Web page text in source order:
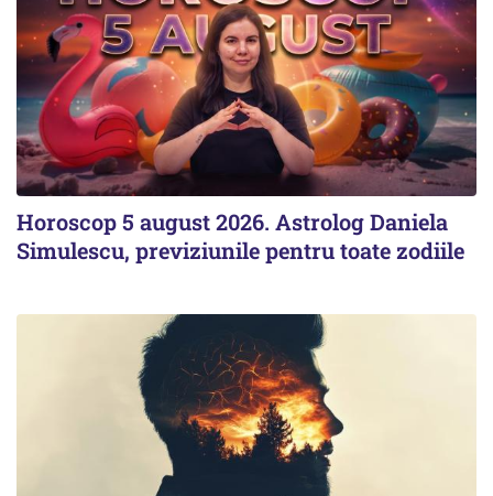
Horoscop 5 august 2026. Astrolog Daniela
Simulescu, previziunile pentru toate zodiile